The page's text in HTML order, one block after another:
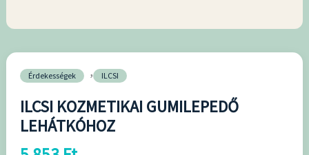
Érdekességek , ILCSI
ILCSI KOZMETIKAI GUMILEPEDŐ
LEHÁTKÓHOZ